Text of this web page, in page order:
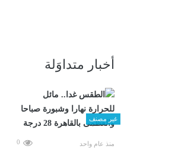
أخبار متداوَلة
غير مصنف
منذ عام واحد 0